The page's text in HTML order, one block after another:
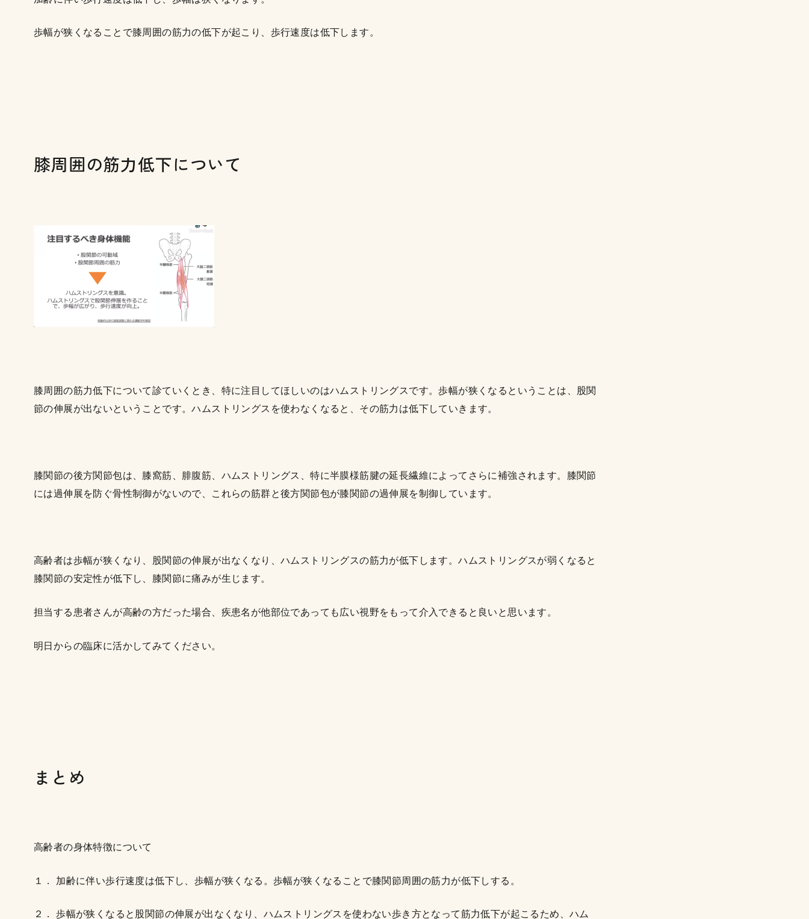
歩幅が狭くなることで膝周囲の筋力の低下が起こり、歩行速度は低下します。
膝周囲の筋力低下について
膝周囲の筋力低下について診ていくとき、特に注目してほしいのはハムストリングスです。歩幅が狭くなるということは、股関
節の伸展が出ないということです。ハムストリングスを使わなくなると、その筋力は低下していきます。
膝関節の後方関節包は、膝窩筋、腓腹筋、ハムストリングス、特に半膜様筋腱の延長繊維によってさらに補強されます。膝関節
には過伸展を防ぐ骨性制御がないので、これらの筋群と後方関節包が膝関節の過伸展を制御しています。
高齢者は歩幅が狭くなり、股関節の伸展が出なくなり、ハムストリングスの筋力が低下します。ハムストリングスが弱くなると
膝関節の安定性が低下し、膝関節に痛みが生じます。
担当する患者さんが高齢の方だった場合、疾患名が他部位であっても広い視野をもって介入できると良いと思います。
明日からの臨床に活かしてみてください。
まとめ
高齢者の身体特徴について
１． 加齢に伴い歩行速度は低下し、歩幅が狭くなる。歩幅が狭くなることで膝関節周囲の筋力が低下しする。
２． 歩幅が狭くなると股関節の伸展が出なくなり、ハムストリングスを使わない歩き方となって筋力低下が起こるため、ハム